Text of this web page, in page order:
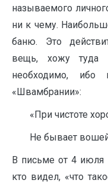
называемого
ни к чему.
баню. Это
вещь, хожу туда
необходимо, ибо
«Швамбрании»:
«При чистоте
Не бывает
В письме от 4 июля
кто видел, «что